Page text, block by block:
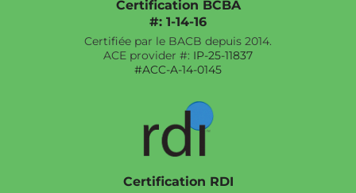
Certification BCBA
#: 1-14-16
Certifiée par le BACB depuis 2014.
ACE provider #: IP-25-11837
#ACC-A-14-0145
Certification RDI